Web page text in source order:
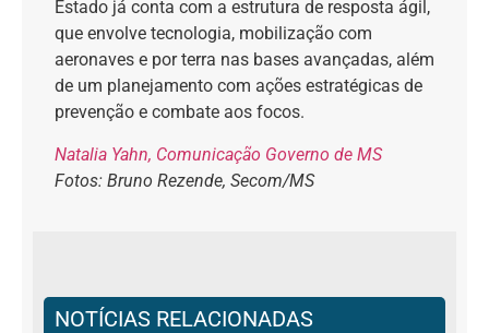
Estado já conta com a estrutura de resposta ágil,
que envolve tecnologia, mobilização com
aeronaves e por terra nas bases avançadas, além
de um planejamento com ações estratégicas de
prevenção e combate aos focos.
Natalia Yahn, Comunicação Governo de MS
Fotos: Bruno Rezende, Secom/MS
NOTÍCIAS RELACIONADAS